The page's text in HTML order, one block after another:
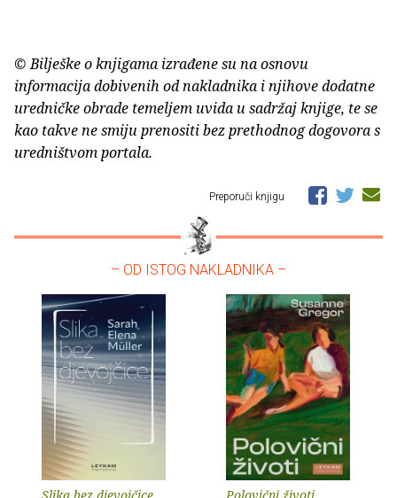
© Bilješke o knjigama izrađene su na osnovu
informacija dobivenih od nakladnika i njihove dodatne
uredničke obrade temeljem uvida u sadržaj knjige, te se
kao takve ne smiju prenositi bez prethodnog dogovora s
uredništvom portala.
Preporuči knjigu
– OD ISTOG NAKLADNIKA –